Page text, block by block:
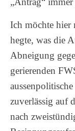
Ich möchte hier
hegte, was die
Abneigung
gerierenden
zuverlässig auf
nach